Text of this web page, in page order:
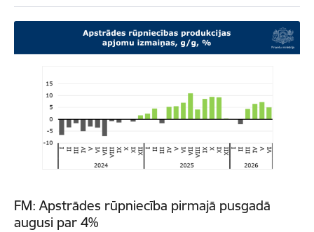
FM: Apstrādes rūpniecība pirmajā pusgadā
augusi par 4%